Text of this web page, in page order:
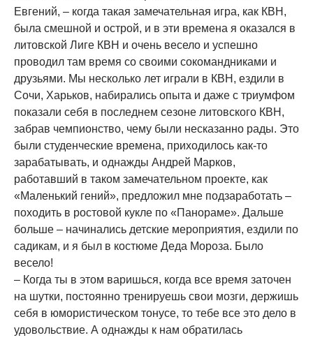
Евгений, – когда такая замечательная игра, как КВН,
была смешной и острой, и в эти времена я оказался в
литовской Лиге КВН и очень весело и успешно
проводил там время со своими сокомандниками и
друзьями. Мы несколько лет играли в КВН, ездили в
Сочи, Харьков, набирались опыта и даже с триумфом
показали себя в последнем сезоне литовского КВН,
забрав чемпионство, чему были несказанно рады. Это
были студенческие времена, приходилось как-то
зарабатывать, и однажды Андрей Марков,
работавший в таком замечательном проекте, как
«Маленький гений», предложил мне подзаработать –
походить в ростовой кукле по «Панораме». Дальше
больше – начинались детские мероприятия, ездили по
садикам, и я был в костюме Деда Мороза. Было
весело!
– Когда ты в этом варишься, когда все время заточен
на шутки, постоянно тренируешь свои мозги, держишь
себя в юмористическом тонусе, то тебе все это дело в
удовольствие. А однажды к нам обратилась